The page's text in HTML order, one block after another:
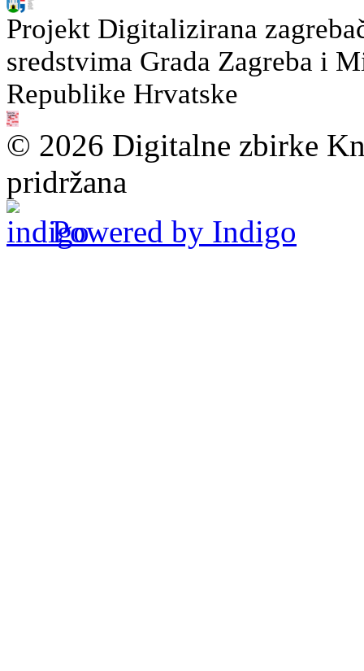
Projekt Digitalizirana
sredstvima Grada Zagreba i
Republike Hrvatske
© 2026 Digitalne zbirke
pridržana
Powered by Indigo